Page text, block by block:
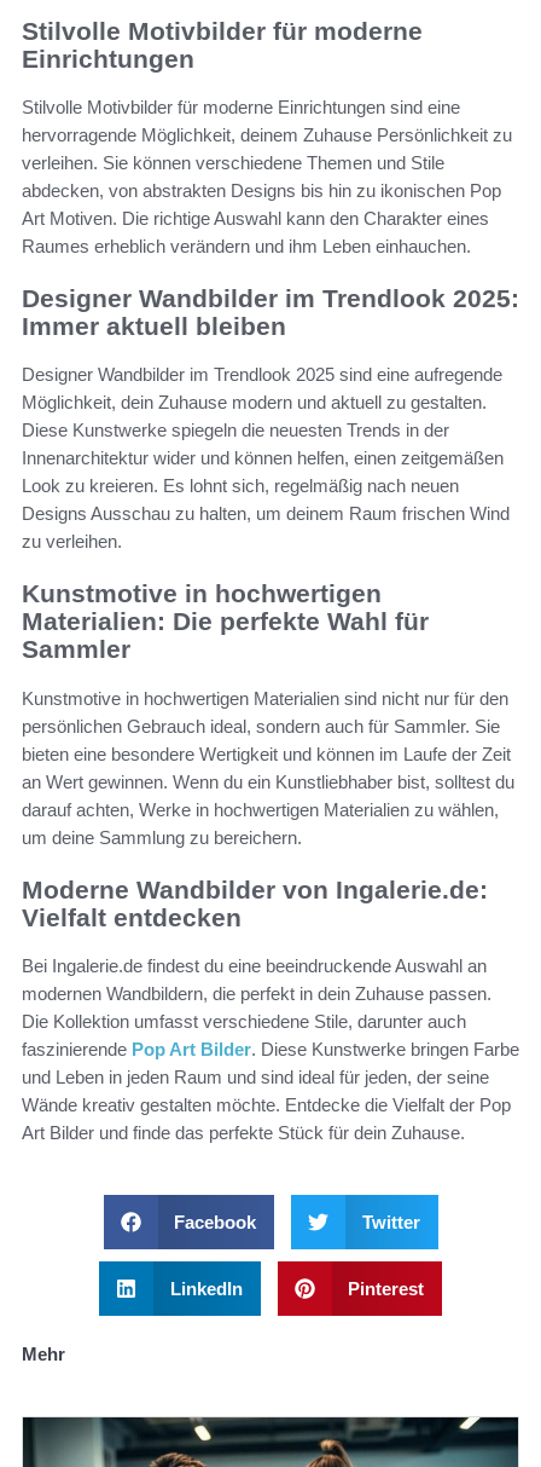
Stilvolle Motivbilder für moderne
Einrichtungen
Stilvolle Motivbilder für moderne Einrichtungen sind eine
hervorragende Möglichkeit, deinem Zuhause Persönlichkeit zu
verleihen. Sie können verschiedene Themen und Stile
abdecken, von abstrakten Designs bis hin zu ikonischen Pop
Art Motiven. Die richtige Auswahl kann den Charakter eines
Raumes erheblich verändern und ihm Leben einhauchen.
Designer Wandbilder im Trendlook 2025:
Immer aktuell bleiben
Designer Wandbilder im Trendlook 2025 sind eine aufregende
Möglichkeit, dein Zuhause modern und aktuell zu gestalten.
Diese Kunstwerke spiegeln die neuesten Trends in der
Innenarchitektur wider und können helfen, einen zeitgemäßen
Look zu kreieren. Es lohnt sich, regelmäßig nach neuen
Designs Ausschau zu halten, um deinem Raum frischen Wind
zu verleihen.
Kunstmotive in hochwertigen
Materialien: Die perfekte Wahl für
Sammler
Kunstmotive in hochwertigen Materialien sind nicht nur für den
persönlichen Gebrauch ideal, sondern auch für Sammler. Sie
bieten eine besondere Wertigkeit und können im Laufe der Zeit
an Wert gewinnen. Wenn du ein Kunstliebhaber bist, solltest du
darauf achten, Werke in hochwertigen Materialien zu wählen,
um deine Sammlung zu bereichern.
Moderne Wandbilder von Ingalerie.de:
Vielfalt entdecken
Bei Ingalerie.de findest du eine beeindruckende Auswahl an
modernen Wandbildern, die perfekt in dein Zuhause passen.
Die Kollektion umfasst verschiedene Stile, darunter auch
faszinierende Pop Art Bilder. Diese Kunstwerke bringen Farbe
und Leben in jeden Raum und sind ideal für jeden, der seine
Wände kreativ gestalten möchte. Entdecke die Vielfalt der Pop
Art Bilder und finde das perfekte Stück für dein Zuhause.
Facebook Twitter
LinkedIn Pinterest
Mehr